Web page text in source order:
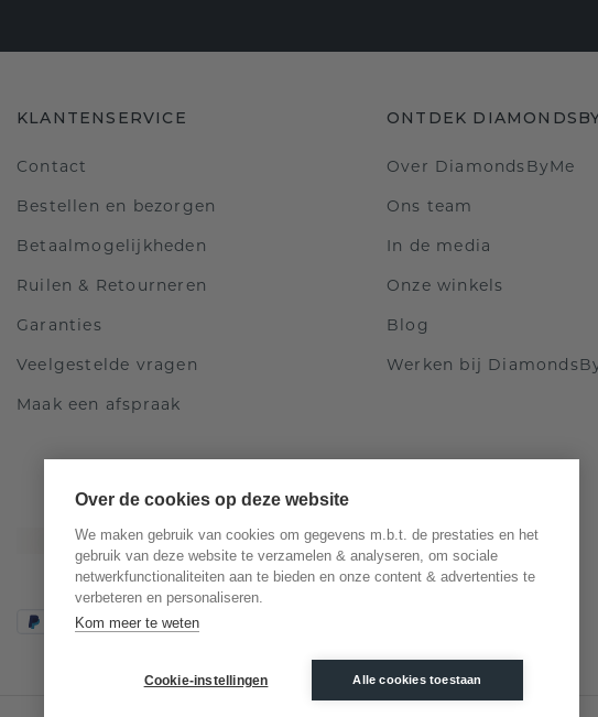
KLANTENSERVICE
Contact
Bestellen en bezorgen
Betaalmogelijkheden
Ruilen & Retourneren
Garanties
Veelgestelde vragen
Maak een afspraak
ONTDEK
Over DiamondsByMe
Ons team
In de media
Onze winkels
Blog
Werken bij
Over de cookies op deze website
We maken gebruik van cookies om gegevens m.b.t. de prestaties en het
gebruik van deze website te verzamelen & analyseren, om sociale
netwerkfunctionaliteiten aan te bieden en onze content & advertenties te
verbeteren en personaliseren.
Kom meer te weten
Cookie-instellingen Alle cookies toestaan